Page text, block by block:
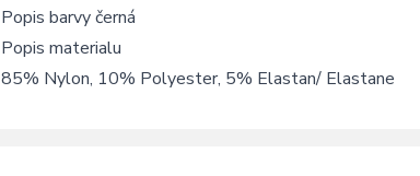
Popis barvy černá
Popis materialu
85% Nylon, 10% Polyester, 5% Elastan/ Elastane